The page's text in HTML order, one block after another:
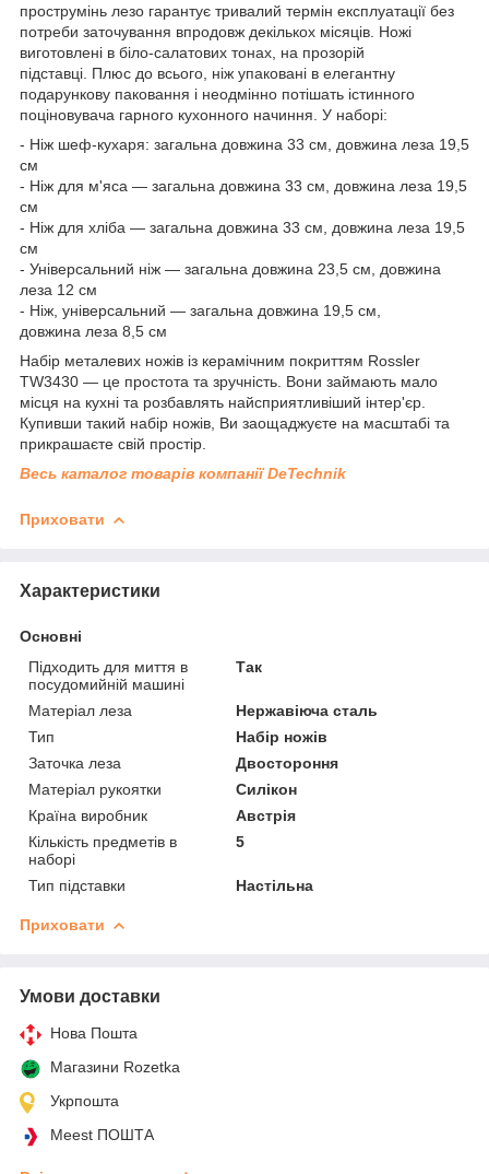
прострумінь лезо гарантує тривалий термін експлуатації без
потреби заточування впродовж декількох місяців. Ножі
виготовлені в біло-салатових тонах, на прозорій
підставці. Плюс до всього, ніж упаковані в елегантну
подарункову паковання і неодмінно потішать істинного
поціновувача гарного кухонного начиння. У наборі:
- Ніж шеф-кухаря: загальна довжина 33 см, довжина леза 19,5
см
- Ніж для м'яса — загальна довжина 33 см, довжина леза 19,5
см
- Ніж для хліба — загальна довжина 33 см, довжина леза 19,5
см
- Універсальний ніж — загальна довжина 23,5 см, довжина
леза 12 см
- Ніж, універсальний — загальна довжина 19,5 см,
довжина леза 8,5 см
Набір металевих ножів із керамічним покриттям Rossler
TW3430 — це простота та зручність. Вони займають мало
місця на кухні та розбавлять найсприятливіший інтер'єр.
Купивши такий набір ножів, Ви заощаджуєте на масштабі та
прикрашаєте свій простір.
Весь каталог товарів компанії DeTechnik
Приховати
Характеристики
Основні
Підходить для миття в
посудомийній машині
Так
Матеріал леза
Нержавіюча сталь
Тип
Набір ножів
Заточка леза
Двостороння
Матеріал рукоятки
Силікон
Країна виробник
Австрія
Кількість предметів в
наборі
5
Тип підставки Настільна
Приховати
Умови доставки
Нова Пошта
Магазини Rozetka
Укрпошта
Meest ПОШТА